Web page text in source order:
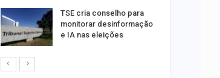
TSE cria conselho para
monitorar desinformação
e IA nas eleições